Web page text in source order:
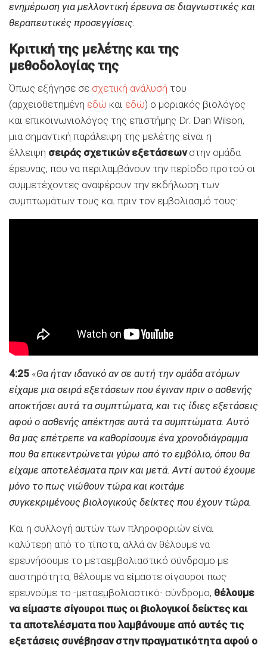
ενημέρωση για μελλοντική έρευνα σε διαγνωστικές και
θεραπευτικές προσεγγίσεις.
Κριτική της μελέτης και της
μεθοδολογίας της
Όπως εξήγησε σε σχετική ανάλυσή του
(αρχειοθετημένη εδώ και εδώ) ο μοριακός βιολόγος
και επικοινωνιολόγος της επιστήμης Dr. Dan Wilson,
μια σημαντική παράλειψη της μελέτης είναι η
έλλειψη σειράς σχετικών εξετάσεωνστην ομάδα
έρευνας, που να περιλαμβάνουν την περίοδο προτού οι
συμμετέχοντες αναφέρουν την εκδήλωση των
συμπτωμάτων τους και πριν τον εμβολιασμό τους:
4:25 «Θα ήταν ιδανικό αν σε αυτή την ομάδα ατόμων
είχαμε μια σειρά εξετάσεων που έγιναν πριν ο ασθενής
αποκτήσει αυτά τα συμπτώματα, και τις ίδιες εξετάσεις
αφού ο ασθενής απέκτησε αυτά τα συμπτώματα. Αυτό
θα μας επέτρεπε να καθορίσουμε ένα χρονοδιάγραμμα
που θα επικεντρώνεται γύρω από το εμβόλιο, όπου θα
είχαμε αποτελέσματα πριν και μετά. Αντί αυτού έχουμε
μόνο το πως νιώθουν τώρα και κοιτάμε
συγκεκριμένους βιολογικούς δείκτες που έχουν τώρα.
Και η συλλογή αυτών των πληροφοριών είναι
καλύτερη από το τίποτα, αλλά αν θέλουμε να
ερευνήσουμε το μεταεμβολιαστικό σύνδρομο με
αυστηρότητα, θέλουμε να είμαστε σίγουροι πως
ερευνούμε το -μεταεμβολιαστικό- σύνδρομο, θέλουμε
να είμαστε σίγουροι πως οι βιολογικοί δείκτες και
τα αποτελέσματα που λαμβάνουμε από αυτές τις
εξετάσεις συνέβησαν στην πραγματικότητα αφού ο